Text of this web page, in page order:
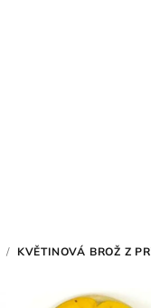
/ KVĚTINOVÁ BROŽ Z